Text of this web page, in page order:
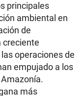
principales
ambiental en
de
creciente
operaciones de
empujado a los
más